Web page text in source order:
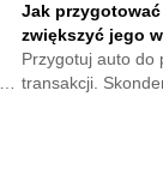
Jak
zwiększyć jego
Przygotuj auto do
transakcji.